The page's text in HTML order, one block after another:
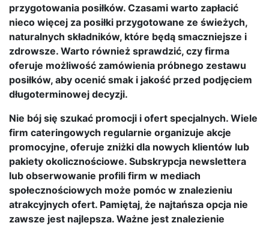
przygotowania posiłków. Czasami warto zapłacić
nieco więcej za posiłki przygotowane ze świeżych,
naturalnych składników, które będą smaczniejsze i
zdrowsze. Warto również sprawdzić, czy firma
oferuje możliwość zamówienia próbnego zestawu
posiłków, aby ocenić smak i jakość przed podjęciem
długoterminowej decyzji.
Nie bój się szukać promocji i ofert specjalnych. Wiele
firm cateringowych regularnie organizuje akcje
promocyjne, oferuje zniżki dla nowych klientów lub
pakiety okolicznościowe. Subskrypcja newslettera
lub obserwowanie profili firm w mediach
społecznościowych może pomóc w znalezieniu
atrakcyjnych ofert. Pamiętaj, że najtańsza opcja nie
zawsze jest najlepsza. Ważne jest znalezienie